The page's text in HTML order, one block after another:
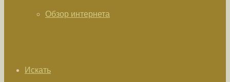
Обзор интернета
Искать